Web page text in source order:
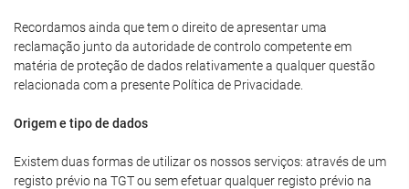
Recordamos ainda que tem o direito de apresentar uma
reclamação junto da autoridade de controlo competente em
matéria de proteção de dados relativamente a qualquer questão
relacionada com a presente Política de Privacidade.
Origem e tipo de dados
Existem duas formas de utilizar os nossos serviços: através de um
registo prévio na TGT ou sem efetuar qualquer registo prévio na